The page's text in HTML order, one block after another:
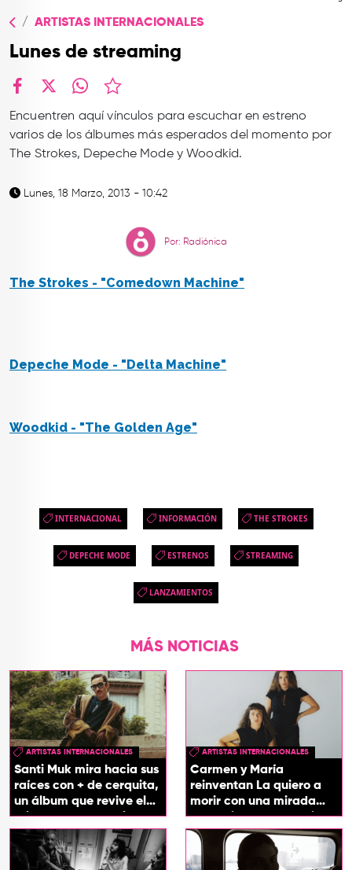
ARTISTAS INTERNACIONALES
Lunes de streaming
Encuentren aquí vínculos para escuchar en estreno
varios de los álbumes más esperados del momento por
The Strokes, Depeche Mode y Woodkid.
Lunes, 18 Marzo, 2013 - 10:42
Por: Radiónica
The Strokes - "Comedown Machine"
Depeche Mode - "Delta Machine"
Woodkid - "The Golden Age"
INTERNACIONAL INFORMACIÓN THE STROKES
DEPECHE MODE ESTRENOS STREAMING
LANZAMIENTOS
MÁS NOTICIAS
ARTISTAS INTERNACIONALES
Santi Muk mira hacia sus
raíces con + de cerquita,
un álbum que revive el
origen de sus canciones
ARTISTAS INTERNACIONALES
Carmen y María
reinventan La quiero a
morir con una mirada
entre el flamenco y el
soul